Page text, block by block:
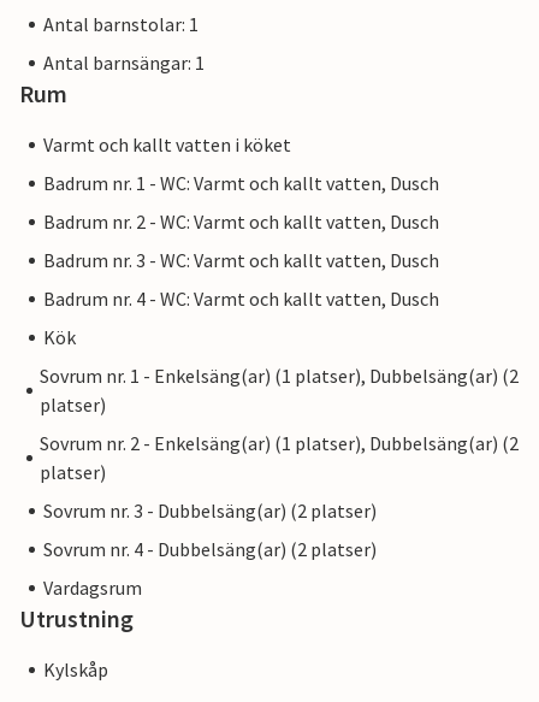
Antal barnstolar: 1
Antal barnsängar: 1
Rum
Varmt och kallt vatten i köket
Badrum nr. 1 - WC: Varmt och kallt vatten, Dusch
Badrum nr. 2 - WC: Varmt och kallt vatten, Dusch
Badrum nr. 3 - WC: Varmt och kallt vatten, Dusch
Badrum nr. 4 - WC: Varmt och kallt vatten, Dusch
Kök
Sovrum nr. 1 - Enkelsäng(ar) (1 platser), Dubbelsäng(ar) (2
platser)
Sovrum nr. 2 - Enkelsäng(ar) (1 platser), Dubbelsäng(ar) (2
platser)
Sovrum nr. 3 - Dubbelsäng(ar) (2 platser)
Sovrum nr. 4 - Dubbelsäng(ar) (2 platser)
Vardagsrum
Utrustning
Kylskåp